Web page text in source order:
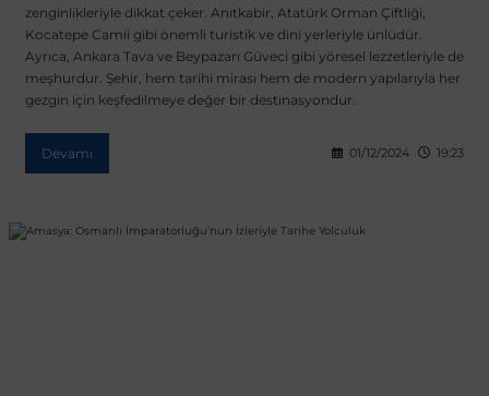
zenginlikleriyle dikkat çeker. Anıtkabir, Atatürk Orman Çiftliği,
Kocatepe Camii gibi önemli turistik ve dini yerleriyle ünlüdür.
Ayrıca, Ankara Tava ve Beypazarı Güveci gibi yöresel lezzetleriyle de
meşhurdur. Şehir, hem tarihi mirası hem de modern yapılarıyla her
gezgin için keşfedilmeye değer bir destinasyondur.
Devamı 01/12/2024 19:23